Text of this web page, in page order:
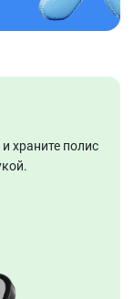
храните полис